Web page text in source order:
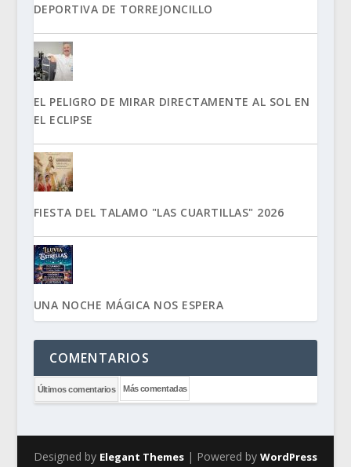
DEPORTIVA DE TORREJONCILLO
EL PELIGRO DE MIRAR DIRECTAMENTE AL SOL EN
EL ECLIPSE
FIESTA DEL TALAMO "LAS CUARTILLAS" 2026
UNA NOCHE MÁGICA NOS ESPERA
COMENTARIOS
Últimos comentarios Más comentadas
Designed by Elegant Themes| Powered by WordPress